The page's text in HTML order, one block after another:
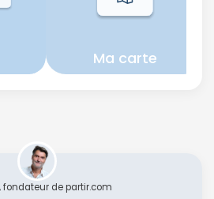
Ma carte
fondateur de partir.com